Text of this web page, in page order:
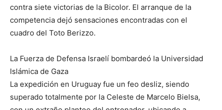
contra siete victorias de la Bicolor. El arranque de la
competencia dejó sensaciones encontradas con el
cuadro del Toto Berizzo.
La Fuerza de Defensa Israelí bombardeó la Universidad
Islámica de Gaza
La expedición en Uruguay fue un feo desliz, siendo
superado totalmente por la Celeste de Marcelo Bielsa,